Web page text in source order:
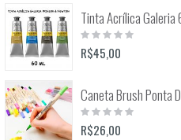
Rating:
0%
R$45,00
Rating:
0%
R$26,00